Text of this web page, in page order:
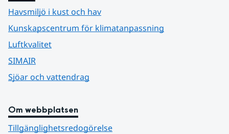
Havsmiljö i kust och hav
Kunskapscentrum för klimatanpassning
Luftkvalitet
SIMAIR
Sjöar och vattendrag
Om webbplatsen
Tillgänglighetsredogörelse